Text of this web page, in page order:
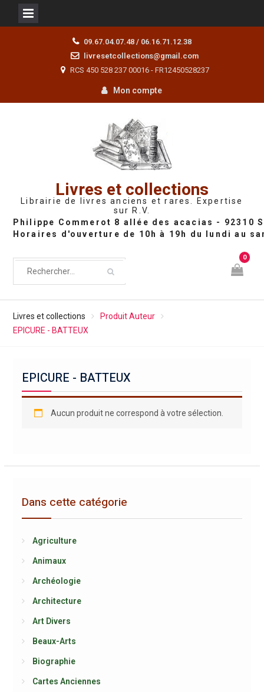
09.67.04.07.48 / 06.16.71.12.38
livresetcollections@gmail.com
RCS 450 528 237 00016 - FR12450528237
Mon compte
Livres et collections
Librairie de livres anciens et rares. Expertise
sur R.V.
0
Livres et collections
Produit Auteur
EPICURE - BATTEUX
EPICURE - BATTEUX
Aucun produit ne correspond à votre sélection.
Dans cette catégorie
Agriculture
Animaux
Archéologie
Architecture
Art Divers
Beaux-Arts
Biographie
Cartes Anciennes